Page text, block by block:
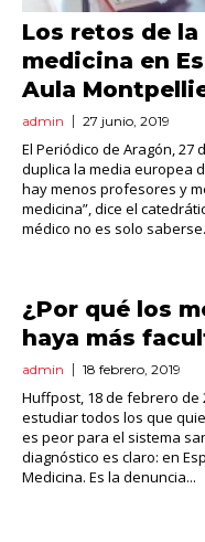
Los retos de
medicina en
Aula
admin 27 junio, 2019
El Periódico de Aragón, 27
duplica la media europea
hay menos profesores y
medicina”, dice el
médico no es solo
¿Por qué los
haya más
admin 18 febrero, 2019
Huffpost, 18 de febrero de
estudiar todos los que
es peor para el sistema
diagnóstico es claro: en
Medicina. Es la denuncia...